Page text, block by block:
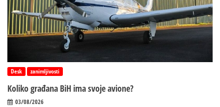
Desk zanimljivosti
Koliko građana BiH ima svoje avione?
03/08/2026